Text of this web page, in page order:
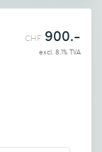
CHF 900.-
excl. 8.1% TVA